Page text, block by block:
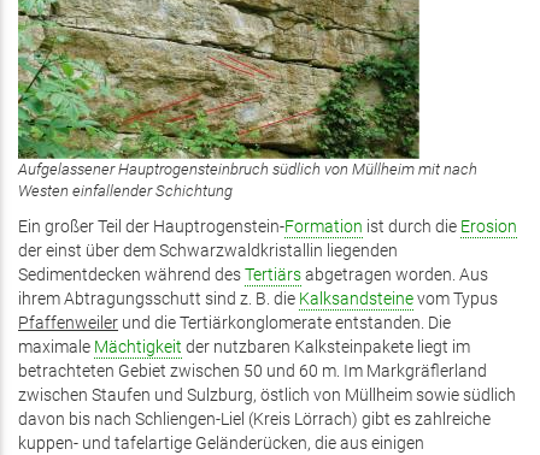
Aufgelassener Hauptrogensteinbruch südlich von Müllheim mit nach
Westen einfallender Schichtung
Ein großer Teil der Hauptrogenstein-Formation ist durch die Erosion
der einst über dem Schwarzwaldkristallin liegenden
Sedimentdecken während desTertiärsabgetragen worden. Aus
ihrem Abtragungsschutt sind z. B. die Kalksandsteinevom Typus
Pfaffenweiler und die Tertiärkonglomerate entstanden. Die
maximale Mächtigkeit der nutzbaren Kalksteinpakete liegt im
betrachteten Gebiet zwischen 50 und 60 m. Im Markgräflerland
zwischen Staufen und Sulzburg, östlich von Müllheim sowie südlich
davon bis nach Schliengen-Liel (Kreis Lörrach) gibt es zahlreiche
kuppen- und tafelartige Geländerücken, die aus einigen